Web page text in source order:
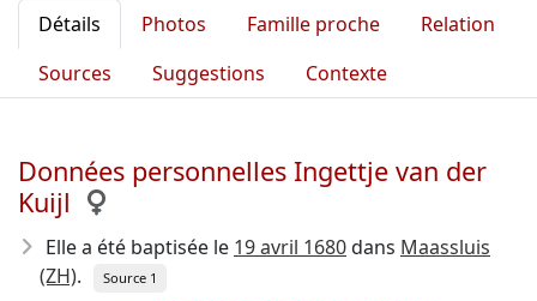
Détails Photos Famille proche
Relation
Sources
Suggestions Contexte
Données personnelles Ingettje van der
Kuijl
Elle a été baptisée le 19 avril 1680dans Maassluis
(ZH). Source 1